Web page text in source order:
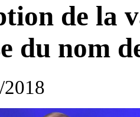
de la
du nom